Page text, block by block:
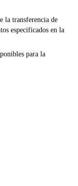
la transferencia de
especificados en la
para la